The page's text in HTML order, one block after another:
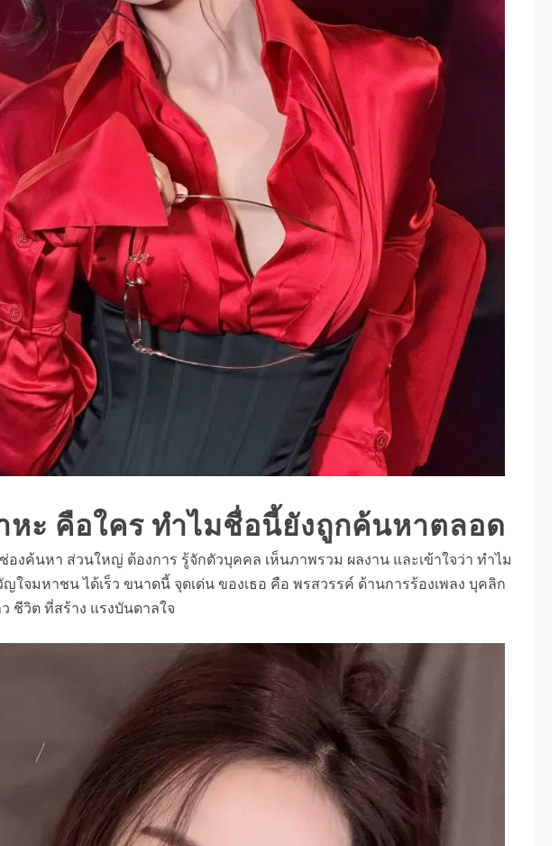
หะ คือใคร ทำไมชื่อนี้ยังถูกค้นหาตลอด
องค้นหา ส่วนใหญ่ ต้องการ รู้จักตัวบุคคล เห็นภาพรวม ผลงาน และเข้าใจว่า ทำไม
ญใจมหาชน ได้เร็ว ขนาดนี้ จุดเด่น ของเธอ คือ พรสวรรค์ ด้านการร้องเพลง บุคลิก
ชีวิต ที่สร้าง แรงบันดาลใจ